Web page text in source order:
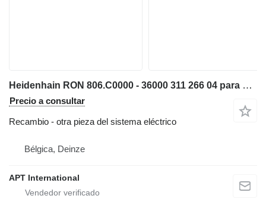
Heidenhain RON 806.C0000 - 36000 311 266 04 para maquinaria industrial
Precio a consultar
Recambio - otra pieza del sistema eléctrico
Bélgica, Deinze
APT International